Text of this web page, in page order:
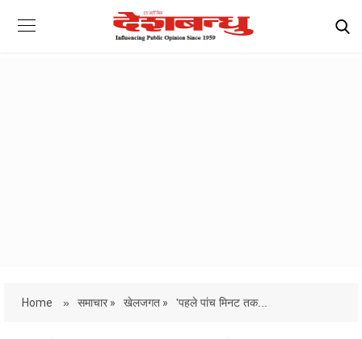
Home » समाचार » खेलजगत » 'पहले पांच मिनट तक...